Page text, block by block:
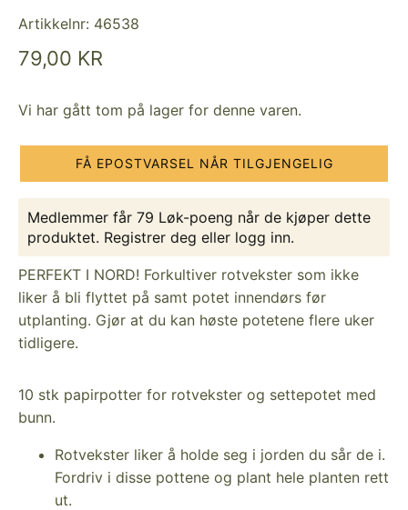
Artikkelnr: 46538
79,00 KR
Vi har gått tom på lager for denne varen.
FÅ EPOSTVARSEL NÅR TILGJENGELIG
Medlemmer får 79 Løk-poeng når de kjøper dette
produktet. Registrer deg eller logg inn.
PERFEKT I NORD! Forkultiver rotvekster som ikke
liker å bli flyttet på samt potet innendørs før
utplanting. Gjør at du kan høste potetene flere uker
tidligere.
10 stk papirpotter for rotvekster og settepotet med
bunn.
Rotvekster liker å holde seg i jorden du sår de i.
Fordriv i disse pottene og plant hele planten rett
ut.